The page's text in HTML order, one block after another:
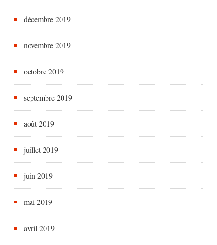
décembre 2019
novembre 2019
octobre 2019
septembre 2019
août 2019
juillet 2019
juin 2019
mai 2019
avril 2019